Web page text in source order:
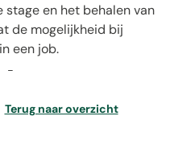
stage en het behalen van
de mogelijkheid bij
een job.
-
Terug naar overzicht